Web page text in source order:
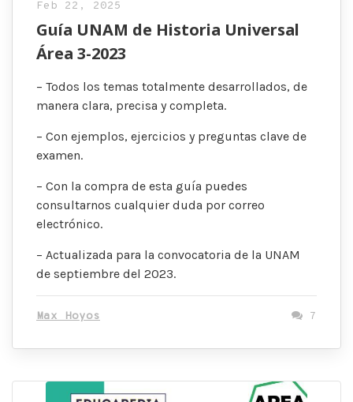
Feb 22, 2025
Guía UNAM de Historia Universal
Área 3-2023
– Todos los temas totalmente desarrollados, de
manera clara, precisa y completa.
– Con ejemplos, ejercicios y preguntas clave de
examen.
– Con la compra de esta guía puedes
consultarnos cualquier duda por correo
electrónico.
– Actualizada para la convocatoria de la UNAM
de septiembre del 2023.
Max Hoyos 7